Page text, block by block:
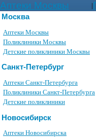
Аптеки Москвы |
Москва
Аптеки Москвы
Поликлиники Москвы
Детские поликлиники Москвы
Санкт-Петербург
Аптеки Санкт-Петербурга
Поликлиники Санкт-Петербурга
Детские поликлиники
Новосибирск
Аптеки Новосибирска